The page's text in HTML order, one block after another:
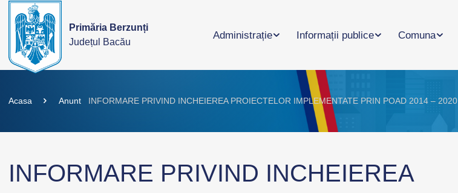
Primăria Berzunți
Județul Bacău
Administrație Informații publice Comuna
Acasa Anunt INFORMARE PRIVIND INCHEIEREA PROIECTELOR IMPLEMENTATE PRIN POAD 2014 – 2020
INFORMARE PRIVIND INCHEIEREA